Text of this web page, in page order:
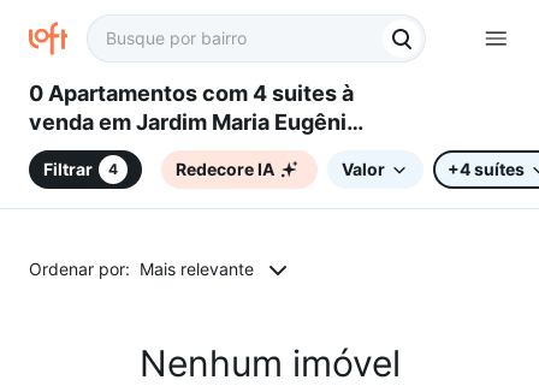
0 Apartamentos com 4 suites à
venda em Jardim Maria Eugênia,
Campinas, SP
Filtrar 4 Redecore IA Valor +4 suítes
Ordenar por: Mais relevante
Nenhum imóvel